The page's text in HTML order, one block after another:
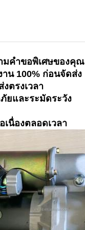
มคำขอพิเศษของคุณ
น 100% ก่อนจัดส่ง
ตรงเวลา
ยและระมัดระวัง
นื่องตลอดเวลา